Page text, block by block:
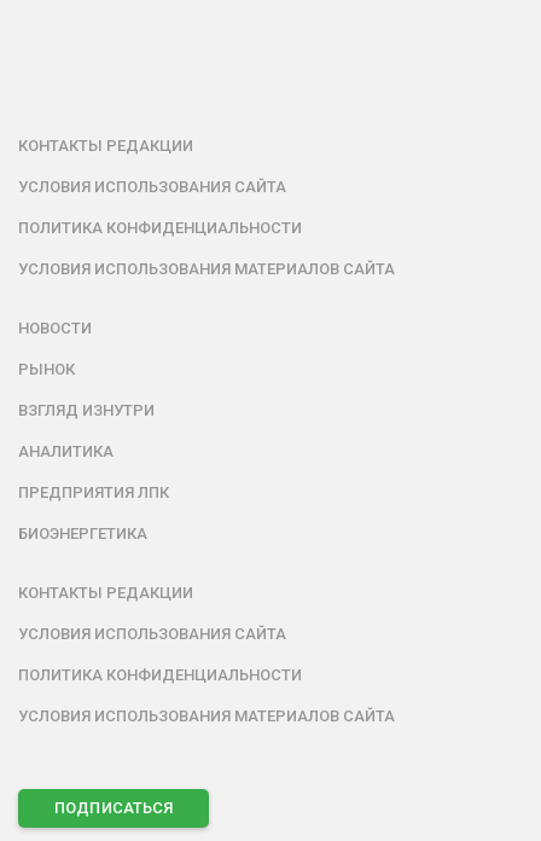
КОНТАКТЫ РЕДАКЦИИ
УСЛОВИЯ ИСПОЛЬЗОВАНИЯ САЙТА
ПОЛИТИКА КОНФИДЕНЦИАЛЬНОСТИ
УСЛОВИЯ ИСПОЛЬЗОВАНИЯ МАТЕРИАЛОВ САЙТА
НОВОСТИ
РЫНОК
ВЗГЛЯД ИЗНУТРИ
АНАЛИТИКА
ПРЕДПРИЯТИЯ ЛПК
БИОЭНЕРГЕТИКА
КОНТАКТЫ РЕДАКЦИИ
УСЛОВИЯ ИСПОЛЬЗОВАНИЯ САЙТА
ПОЛИТИКА КОНФИДЕНЦИАЛЬНОСТИ
УСЛОВИЯ ИСПОЛЬЗОВАНИЯ МАТЕРИАЛОВ САЙТА
ПОДПИСАТЬСЯ